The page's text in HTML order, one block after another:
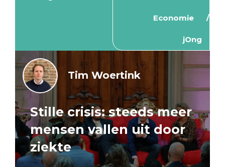
Economie
jOng
Tim Woertink
Stille crisis: steeds meer
mensen vallen uit door
ziekte